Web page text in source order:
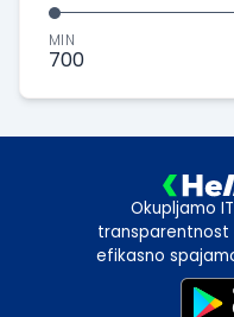
MIN
700
Okupljamo
transparentnost
efikasno